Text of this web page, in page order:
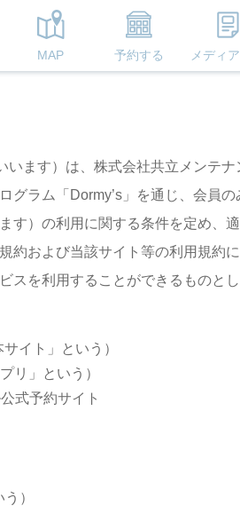
MAP 予約する メディ
います）は、株式会社共立メンテ
グラム「Dormy’s」を通じ、会員
す）の利用に関する条件を定め、適
約および当該サイト等の利用規約
スを利用することができるものと
イト」という）
リ」という）
式予約サイト
）